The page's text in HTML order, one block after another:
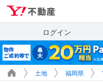
ログイン
土地 福岡県